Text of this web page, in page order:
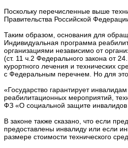
Поскольку перечисленные выше
Правительства Российской
Таким образом, основания для
Индивидуальная программа
организациями независимо от
(ст. 11 ч.2 Федерального закона от
курортного лечения и технических
с Федеральным перечнем. Но для
«Государство гарантирует
реабилитационных мероприятий,
ФЗ «О социальной защите инвалидов
В законе также сказано, что если
предоставлены инвалиду или если
размере стоимости технического